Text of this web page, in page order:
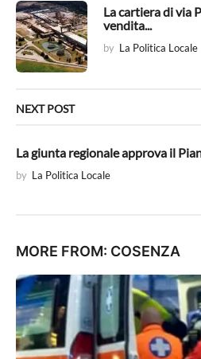
t
i
o
n
La cartiera di via
vendita...
by La Politica Locale
NEXT POST
La giunta regionale approva il
by La Politica Locale
MORE FROM: COSENZA